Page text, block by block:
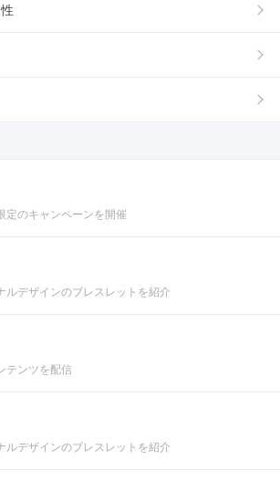
定のキャンペーンを開催
ルデザインのブレスレットを紹介
テンツを配信
ルデザインのブレスレットを紹介